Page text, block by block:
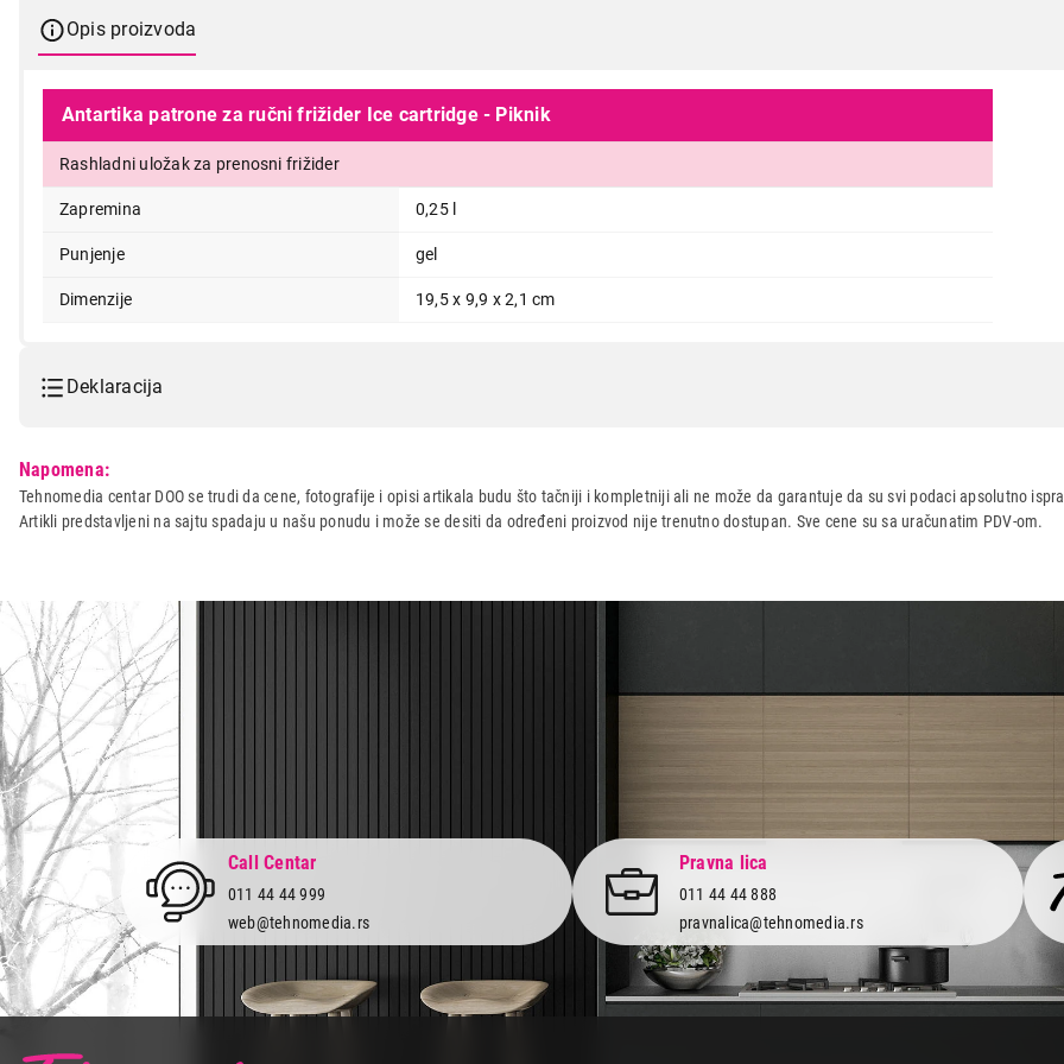
Opis proizvoda
Antartika patrone za ručni frižider Ice cartridge - Piknik
Rashladni uložak za prenosni frižider
Zapremina 0,25 l
Punjenje gel
Dimenzije 19,5 x 9,9 x 2,1 cm
Deklaracija
Naziv i vrsta robe:
OPREMA I SREDSTVA ZA BELU TEHNIKU
Uvoznik:
Worts Team
Napomena:
Tehnomedia centar DOO se trudi da cene, fotografije i opisi artikala budu što tačniji i kompletniji ali ne može da garantuje da su svi podaci apsolutno
Artikli predstavljeni na sajtu spadaju u našu ponudu i može se desiti da određeni proizvod nije trenutno dostupan. Sve cene su sa uračunatim PDV-om.
OPREMA I SREDSTVA ZA BELU TEHNIKU
ANTARTICA PIKNIK ICE CARTRIDGE
Ukupno u korpi:
Call Centar
011 44 44 999
web@tehnomedia.rs
Pravna lica
011 44 44 888
pravnalica@tehnomedia.rs